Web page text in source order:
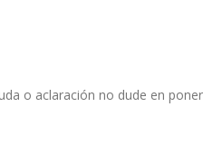
o aclaración no dude en